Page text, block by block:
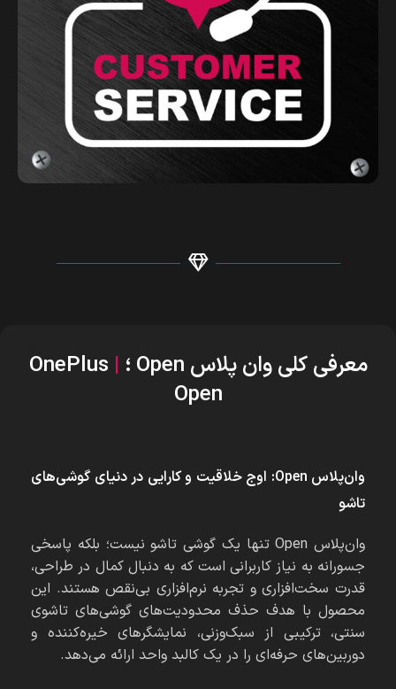
معرفی کلی وان پلاس Open ؛ |
OnePlus
Open
وان‌پلاس
اوج خلاقیت و کارایی در دنیای گوشی‌های
تاشو
وان‌پلاس Open تنها یک گوشی تاشو نیست؛ بلکه پاسخی
جسورانه به نیاز کاربرانی است که به دنبال کمال در طراحی،
قدرت سخت‌افزاری و تجربه نرم‌افزاری بی‌نقص هستند. این
محصول با هدف حذف محدودیت‌های گوشی‌های تاشوی
سنتی، ترکیبی از سبک‌وزنی، نمایشگرهای خیره‌کننده و
دوربین‌های حرفه‌ای را در یک کالبد واحد ارائه می‌دهد.